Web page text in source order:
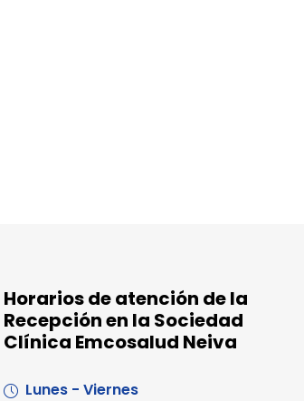
Horarios de atención de la
Recepción en la Sociedad
Clínica Emcosalud Neiva
Lunes - Viernes